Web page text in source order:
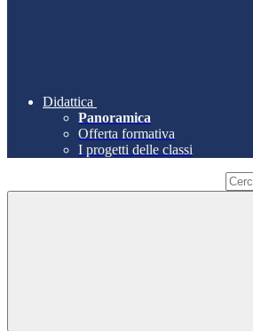
Didattica
Panoramica
Offerta formativa
I progetti delle classi